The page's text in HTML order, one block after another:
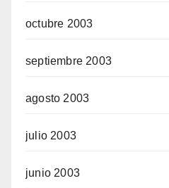
octubre 2003
septiembre 2003
agosto 2003
julio 2003
junio 2003